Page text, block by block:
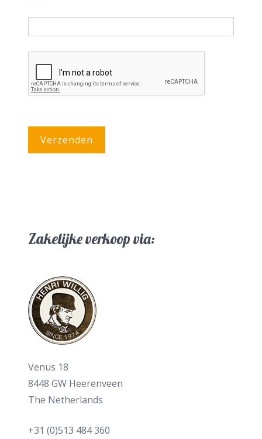
Verzenden
Zakelijke verkoop via:
Venus 18
8448 GW Heerenveen
The Netherlands
+31 (0)513 484 360